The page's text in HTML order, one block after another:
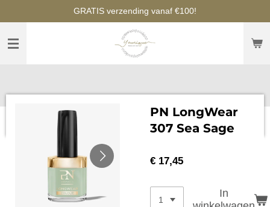
naar
hoofdinhoud
GRATIS verzending vanaf €100!
PN LongWear
307 Sea Sage
€ 17,45
In